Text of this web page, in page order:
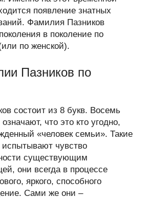
появление знатных
Фамилия Пазников
в поколение по
по женской).
Пазников по
состоит из 8 букв. Восемь
что это кто угодно,
«человек семьи». Такие
чувство
существующим
они всегда в процессе
яркого, способного
Сами же они –